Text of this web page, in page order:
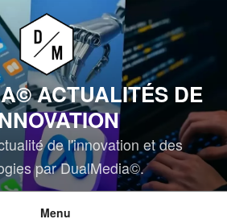
ACTUALITÉS DE
de l'innovation et des
par DualMedia©.
Menu